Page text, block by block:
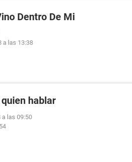
Dentro De Mi
a las 13:38
hablar
a las 09:50